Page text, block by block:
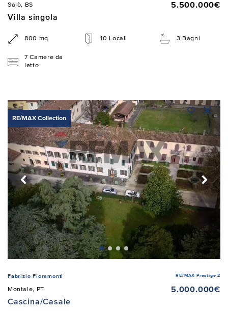
Salò, BS
5.500.000€
Villa singola
800 mq 10 Locali 3 Bagni
7 Camere da
letto
RE/MAX Collection
Fabrizio Fioramonti RE/MAX Prestige 2
Montale, PT
5.000.000€
Cascina/Casale